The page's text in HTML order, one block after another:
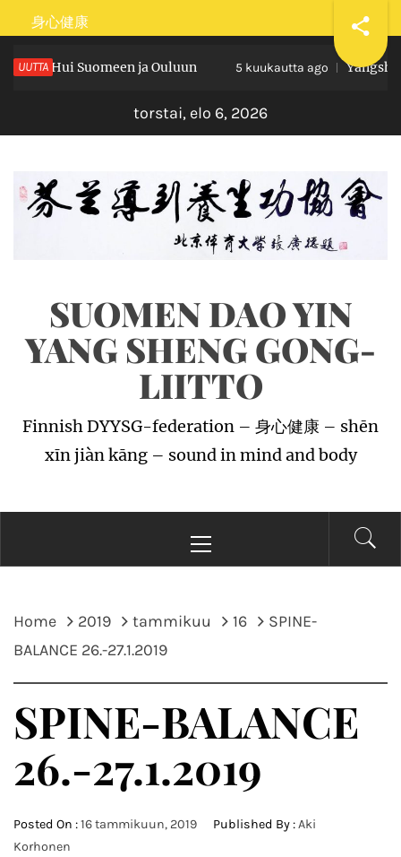
to
content
身心健康
UUTTAHui Suomeen ja Ouluun 5 kuukautta ago
torstai, elo 6, 2026
SUOMEN DAO YIN
YANG SHENG GONG-
LIITTO
Finnish DYYSG-federation – 身心健康 – shēn
xīn jiàn kāng – sound in mind and body
Menu
Home 2019 tammikuu 16
SPINE-
BALANCE 26.-27.1.2019
SPINE-BALANCE
26.-27.1.2019
Posted On :16 tammikuun, 2019 Published By :Aki
Korhonen